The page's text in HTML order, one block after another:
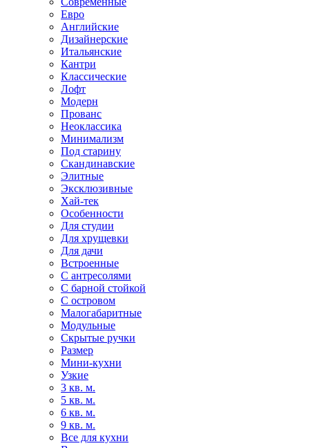
Евро
Английские
Дизайнерские
Итальянские
Кантри
Классические
Лофт
Модерн
Прованс
Неоклассика
Минимализм
Под старину
Скандинавские
Элитные
Эксклюзивные
Хай-тек
Особенности
Для студии
Для хрущевки
Для дачи
Встроенные
С антресолями
С барной стойкой
С островом
Малогабаритные
Модульные
Скрытые ручки
Размер
Мини-кухни
Узкие
3 кв. м.
5 кв. м.
6 кв. м.
9 кв. м.
Все для кухни